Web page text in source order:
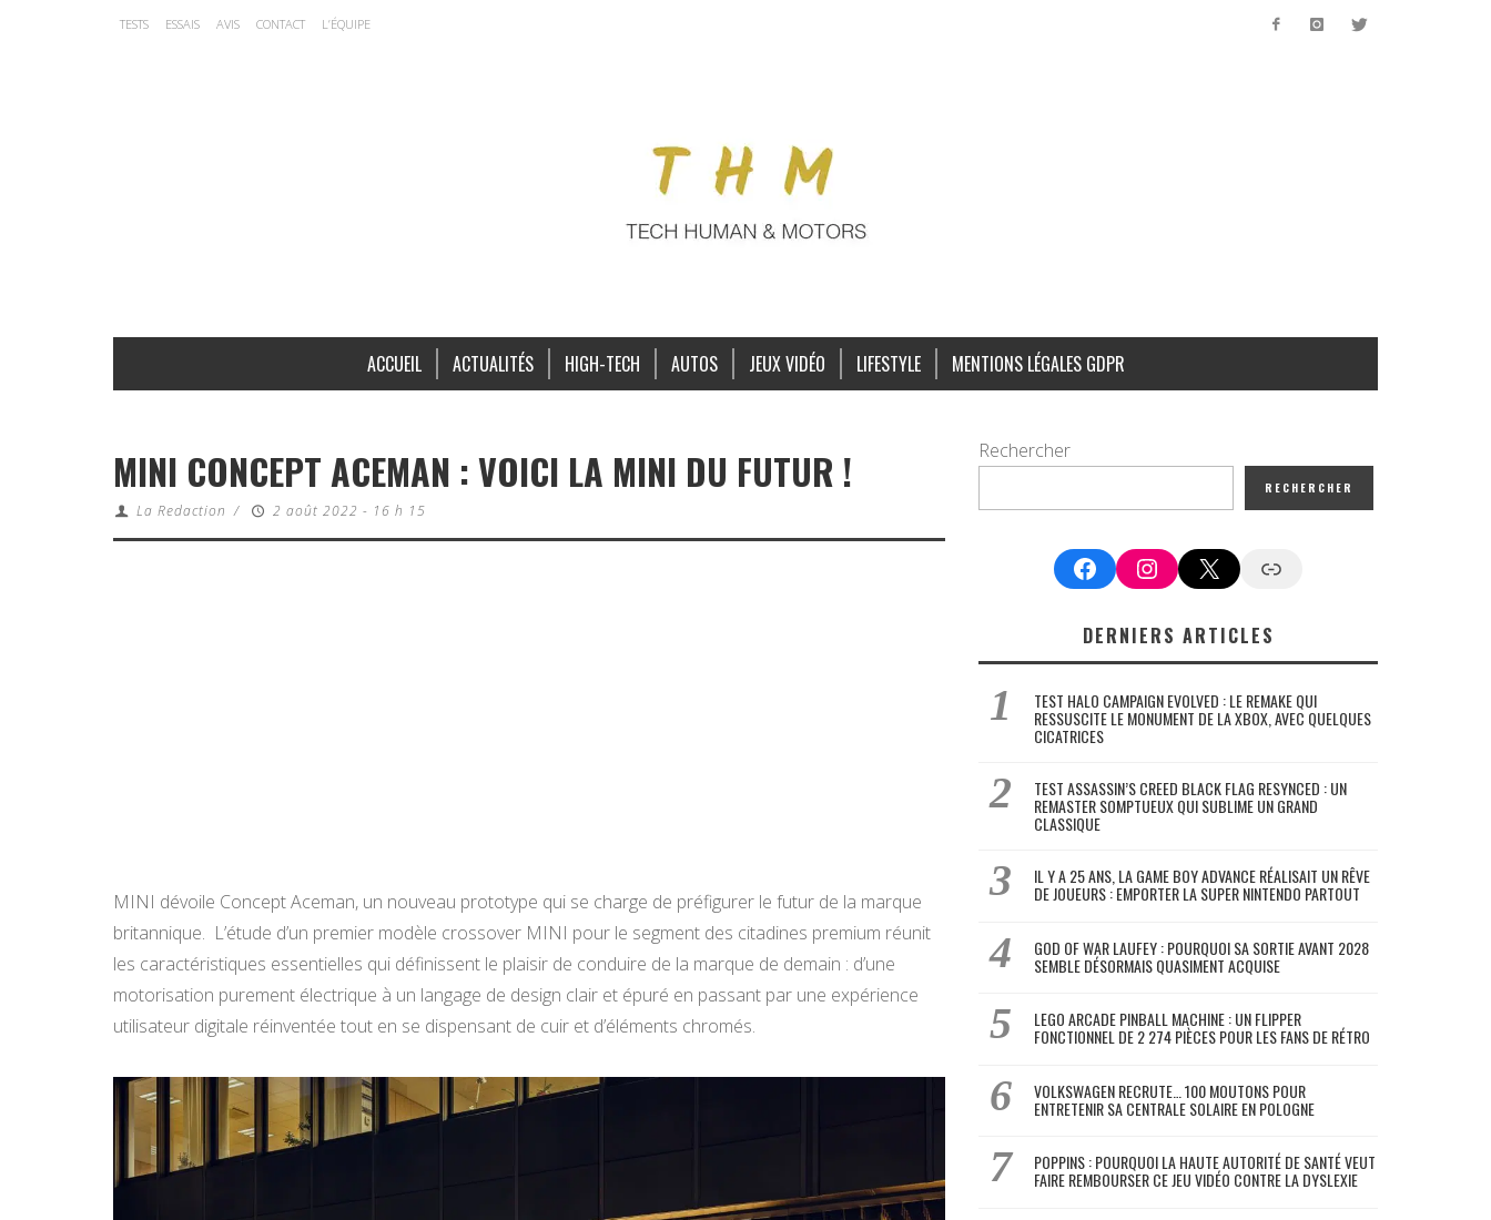
TESTS ESSAIS AVIS CONTACT L’ÉQUIPE
ACCUEIL ACTUALITÉS HIGH-TECH AUTOS JEUX VIDÉO LIFESTYLE MENTIONS LÉGALES GDPR
MINI CONCEPT ACEMAN : VOICI LA MINI DU FUTUR !
La Redaction / 2 août 2022 - 16 h 15
MINI dévoile Concept Aceman, un nouveau prototype qui se charge de préfigurer le futur de la marque
britannique. L’étude d’un premier modèle crossover MINI pour le segment des citadines premium réunit
les caractéristiques essentielles qui définissent le plaisir de conduire de la marque de demain : d’une
motorisation purement électrique à un langage de design clair et épuré en passant par une expérience
utilisateur digitale réinventée tout en se dispensant de cuir et d’éléments chromés.
Rechercher
RECHERCHER
FacebookInstagram
X Google News
DERNIERS ARTICLES
TEST HALO CAMPAIGN EVOLVED : LE REMAKE QUI
RESSUSCITE LE MONUMENT DE LA XBOX, AVEC QUELQUES
CICATRICES
TEST ASSASSIN’S CREED BLACK FLAG RESYNCED : UN
REMASTER SOMPTUEUX QUI SUBLIME UN GRAND
CLASSIQUE
IL Y A 25 ANS, LA GAME BOY ADVANCE RÉALISAIT UN RÊVE
DE JOUEURS : EMPORTER LA SUPER NINTENDO PARTOUT
GOD OF WAR LAUFEY : POURQUOI SA SORTIE AVANT 2028
SEMBLE DÉSORMAIS QUASIMENT ACQUISE
LEGO ARCADE PINBALL MACHINE : UN FLIPPER
FONCTIONNEL DE 2 274 PIÈCES POUR LES FANS DE RÉTRO
VOLKSWAGEN RECRUTE… 100 MOUTONS POUR
ENTRETENIR SA CENTRALE SOLAIRE EN POLOGNE
POPPINS : POURQUOI LA HAUTE AUTORITÉ DE SANTÉ VEUT
FAIRE REMBOURSER CE JEU VIDÉO CONTRE LA DYSLEXIE